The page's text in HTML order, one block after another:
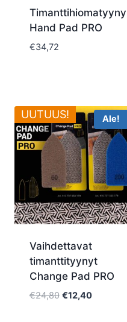
Timanttihiomatyyny
Hand Pad PRO
€34,72
Ale!
UUTUUS!
Vaihdettavat
timanttityynyt
Change Pad PRO
€24,80 Alkuperäinen
€12,40Nykyinen